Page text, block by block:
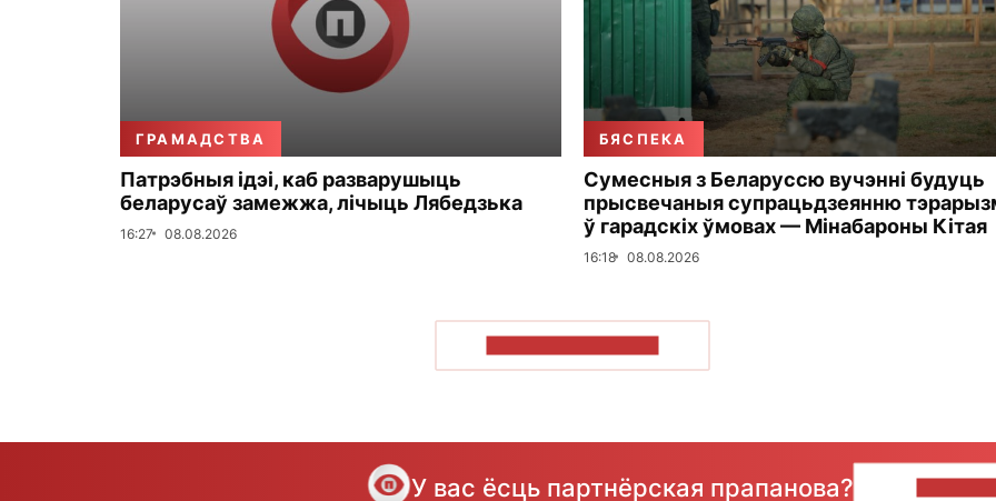
ГРАМАДСТВА
Патрэбныя ідэі, каб разварушыць
беларусаў замежжа, лічыць Лябедзька
16:27 08.08.2026
БЯСПЕКА
Сумесныя з Беларуссю вучэнні будуць
прысвечаныя супрацьдзеянню
ў гарадскіх ўмовах — Мінабароны Кітая
16:18 08.08.2026
У вас ёсць партнёрская прапанова?